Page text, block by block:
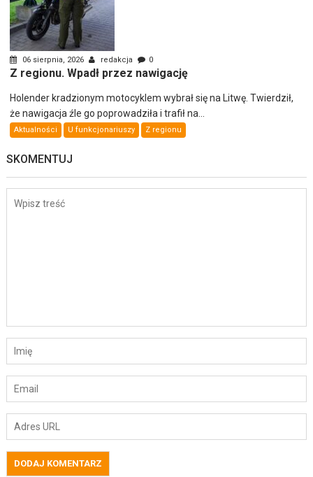
06 sierpnia, 2026 redakcja 0
Z regionu. Wpadł przez nawigację
Holender kradzionym motocyklem wybrał się na Litwę. Twierdził,
że nawigacja źle go poprowadziła i trafił na...
Aktualności U funkcjonariuszy Z regionu
SKOMENTUJ